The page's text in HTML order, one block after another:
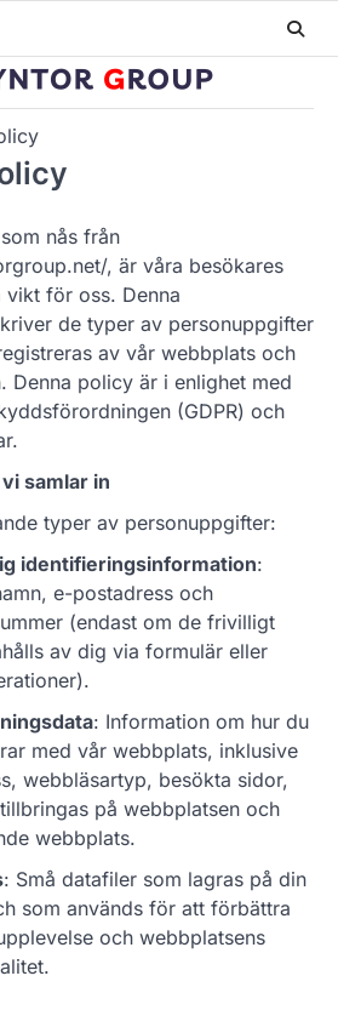
nås från
, är våra besökares
för oss. Denna
de typer av personuppgifter
av vår webbplats och
Denna policy är i enlighet med
(GDPR) och
samlar in
typer av personuppgifter:
identifieringsinformation:
e-postadress och
(endast om de frivilligt
av dig via formulär eller
: Information om hur du
med vår webbplats, inklusive
webbläsartyp, besökta sidor,
på webbplatsen och
webbplats.
: Små datafiler som lagras på din
som används för att förbättra
och webbplatsens